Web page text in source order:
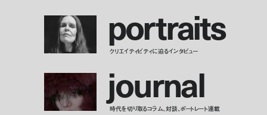
portraits
クリエイティビティに迫るインタビュー
journal
時代を切り取るコラム、対談、ポートレート連載